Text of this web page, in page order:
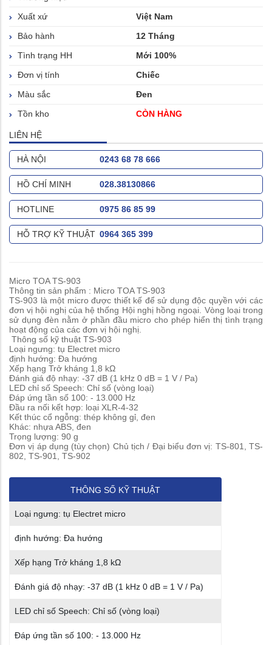
Xuất xứ
Việt Nam
Bảo hành
12 Tháng
Tình trạng HH
Mới 100%
Đơn vị tính
Chiếc
Màu sắc
Đen
Tồn kho
CÒN HÀNG
LIÊN HỆ
HÀ NỘI 0243 68 78 666
HỒ CHÍ MINH 028.38130866
HOTLINE 0975 86 85 99
HỖ TRỢ KỸ THUẬT 0964 365 399
Micro TOA TS-903
Thông tin sản phẩm : Micro TOA TS-903
TS-903 là một micro được thiết kế để sử dụng độc quyền với các
đơn vị hội nghị của hệ thống Hội nghị hồng ngoại. Vòng loại trong
sử dụng đèn nằm ở phần đầu micro cho phép hiển thị tình trạng
hoạt động của các đơn vị hội nghị.
Thông số kỹ thuật TS-903
Loại ngưng: tụ Electret micro
định hướng: Đa hướng
Xếp hạng Trở kháng 1,8 kΩ
Đánh giá độ nhạy: -37 dB (1 kHz 0 dB = 1 V / Pa)
LED chỉ số Speech: Chỉ số (vòng loại)
Đáp ứng tần số 100: - 13.000 Hz
Đầu ra nối kết hợp: loại XLR-4-32
Kết thúc cổ ngỗng: thép không gỉ, đen
Khác: nhựa ABS, đen
Trọng lượng: 90 g
Đơn vị áp dụng (tùy chọn) Chủ tịch / Đại biểu đơn vị: TS-801, TS-
802, TS-901, TS-902
THÔNG SỐ KỸ THUẬT
Loại ngưng: tụ Electret micro
định hướng: Đa hướng
Xếp hạng Trở kháng 1,8 kΩ
Đánh giá độ nhạy: -37 dB (1 kHz 0 dB = 1 V / Pa)
LED chỉ số Speech: Chỉ số (vòng loại)
Đáp ứng tần số 100: - 13.000 Hz